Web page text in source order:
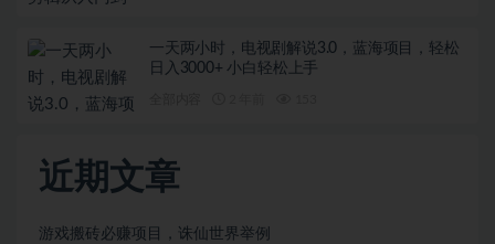
一天两小时，电视剧解说3.0，蓝海项目，轻松
日入3000+ 小白轻松上手
近期文章
游戏搬砖必赚项目，诛仙世界举例